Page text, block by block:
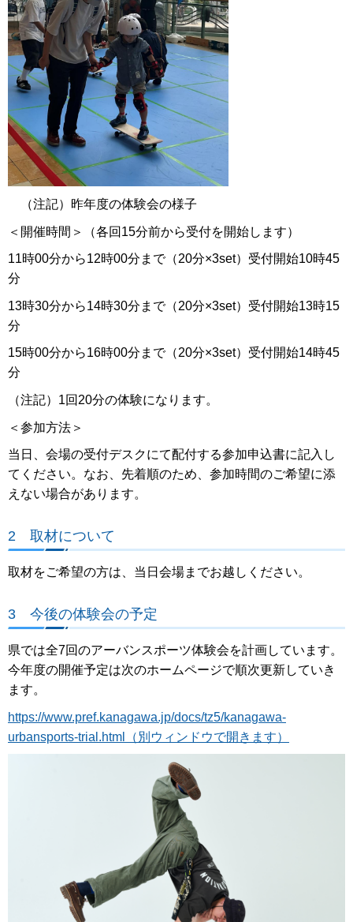
（注記）昨年度の体験会の様子
＜開催時間＞（各回15分前から受付を開始します）
11時00分から12時00分まで（20分×3set）受付開始10時45
分
13時30分から14時30分まで（20分×3set）受付開始13時15
分
15時00分から16時00分まで（20分×3set）受付開始14時45
分
（注記）1回20分の体験になります。
＜参加方法＞
当日、会場の受付デスクにて配付する参加申込書に記入し
てください。なお、先着順のため、参加時間のご希望に添
えない場合があります。
2 取材について
取材をご希望の方は、当日会場までお越しください。
3 今後の体験会の予定
県では全7回のアーバンスポーツ体験会を計画しています。
今年度の開催予定は次のホームページで順次更新していき
ます。
https://www.pref.kanagawa.jp/docs/tz5/kanagawa-
urbansports-trial.html（別ウィンドウで開きます）